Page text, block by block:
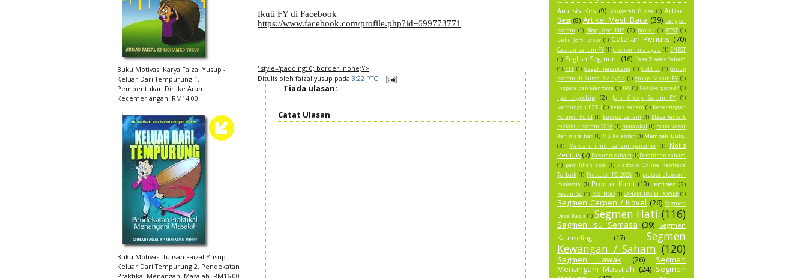
Buku Motivasi Karya Faizal Yusup -
Keluar Dari Tempurung 1.
Pembentukan Diri ke Arah
Kecemerlangan. RM14.00
Buku Motivasi Tulisan Faizal Yusup -
Keluar Dari Tempurung 2. Pendekatan
Praktikal Menangani Masalah. RM16.00.
Ikuti FY di Facebook
https://www.facebook.com/profile.php?id=699773771
' style='padding: 0; border: none;'/>
Ditulis oleh faizal yusup pada 3:22 PTG
Tiada ulasan:
Catat Ulasan
Analisis Kes (9) Anugerah Bursa (1) Artikel
Best (8) Artikel Mesti Baca (39) bengkel
saham (1) Blog Apa Ni? (2) broker (1) BTST (1)
Buku Jom Labur (1) Catatan Penulis (70)
Catatan saham FY (1) ekonomi malaysia (1) ENEST
(1) English Segment (16) Fasa Trader Saham
(1) FTT (1) Gagal merancang (1) Gold Li (1) Group
saham di Bursa Malaysia (1) group saham FY (1)
Inspace dan Manforce (1) IPO (1) IPO Overpriced? (1)
ipo skyechip (2) Join Group Saham FY
(1)
kandungan FZTH (1) kelas saham (1) Kepentingan
Foreign Fund (1) kursus saham (1) Masa terbaik
melabur saham 2026 (1) mata akal (1) mata kasar
dan mata hati (1) MB Kelantan (1) Membeli Buku
(3)
Mencari ilmu saham percuma (1)
Notis
Penulis (7) Pasaran saham (1) Pemilihan saham
(1) pemilihan stok (1) Platform Online Kentrade
Terbaik (1) Prestasi IPO 2026 (1) pretasi ekonomi
malaysia (1) Produk Kami (10) remisier (2)
Rest n Go (1) RESTNGO (1) SAHAM IPO EI POWER (1)
Segmen Cerpen / Novel (26) Segmen
Desa Kasia (1) Segmen Hati (116)
Segmen Isu Semasa (39) Segmen
Kaunseling
(17)
Segmen
Kewangan / Saham (120)
Segmen Lawak (26)
Segmen
Menangani Masalah (24) Segmen